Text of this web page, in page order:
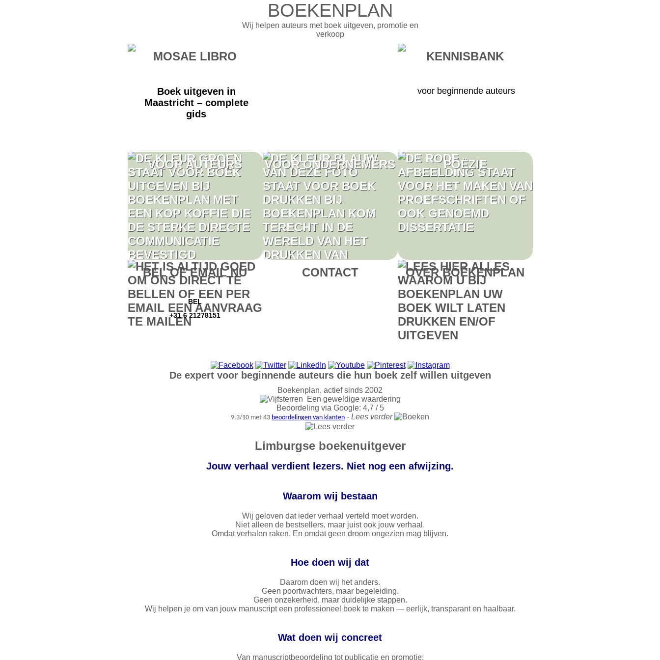
BOEKENPLAN
Wij helpen auteurs met boek uitgeven, promotie en
verkoop
MOSAE LIBRO
Boek uitgeven in
Maastricht – complete
gids
KENNISBANK
voor beginnende auteurs
VOOR AUTEURS VOOR ONDERNEMERS POËZIE
BEL OF EMAIL NU
BEL
+31 6 21278151
CONTACT OVER BOEKENPLAN
De expert voor beginnende auteurs die hun boek zelf willen uitgeven
Boekenplan, actief sinds 2002
Een geweldige waardering
Beoordeling via Google: 4,7 / 5
9,3/10 met 43 beoordelingen van klanten - Lees verder
Limburgse boekenuitgever
Jouw verhaal verdient lezers. Niet nog een afwijzing.
Waarom wij bestaan
Wij geloven dat ieder verhaal verteld moet worden.
Niet alleen de bestsellers, maar juist ook jouw verhaal.
Omdat verhalen raken. En omdat geen droom ongezien mag blijven.
Hoe doen wij dat
Daarom doen wij het anders.
Geen poortwachters, maar begeleiding.
Geen onzekerheid, maar duidelijke stappen.
Wij helpen je om van jouw manuscript een professioneel boek te maken — eerlijk, transparant en haalbaar.
Wat doen wij concreet
Van manuscriptbeoordeling tot publicatie en promotie: